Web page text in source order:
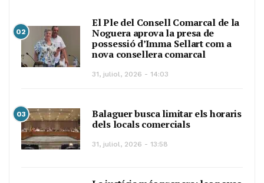
02
El Ple del Consell Comarcal de la
Noguera aprova la presa de
possessió d’Imma Sellart com a
nova consellera comarcal
31, juliol, 2026 - 14:03
03
Balaguer busca limitar els horaris
dels locals comercials
31, juliol, 2026 - 13:58